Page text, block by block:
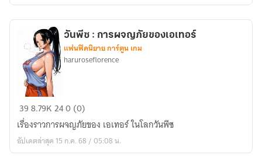
โลก
โจร
สลัด
วัน
พีซ
:
การ
วันพีซ : การผจญภัยของเอเทอร์
แฟนฟิคนิยาย การ์ตูน เกม
haruroseflorence
398.79K240 (0)
เรื่องราวการผจญภัยของ เอเทอร์ ในโลกวันพีซ
อัปเดตล่าสุด 15 ก.ค. 68 / 05:08 น.